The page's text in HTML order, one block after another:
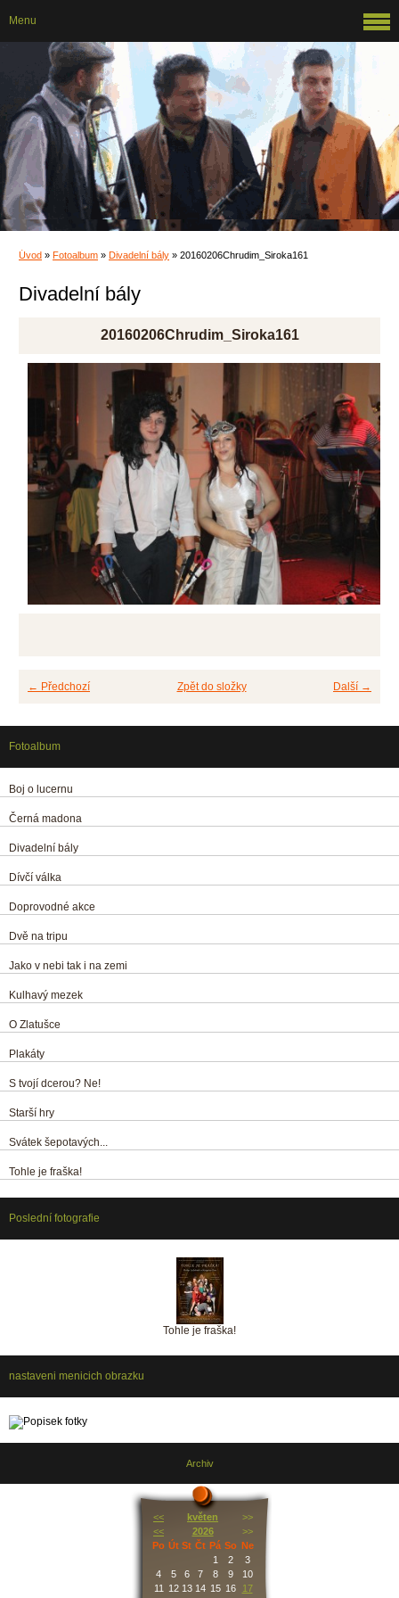
Úvod » Fotoalbum » Divadelní bály » 20160206Chrudim_Siroka161
Divadelní bály
20160206Chrudim_Siroka161
← Předchozí Další →
Zpět do složky
Menu
Fotoalbum
Boj o lucernu
Černá madona
Divadelní bály
Dívčí válka
Doprovodné akce
Dvě na tripu
Jako v nebi tak i na zemi
Kulhavý mezek
O Zlatušce
Plakáty
S tvojí dcerou? Ne!
Starší hry
Svátek šepotavých...
Tohle je fraška!
Poslední fotografie
Tohle je fraška!
nastaveni menicich obrazku
Archiv
<< květen
>>
<<
2026
>>
Po Út St Čt Pá So Ne
1
2
3
4
5 6 7 8 9
10
11
12 13 14 15 16
17